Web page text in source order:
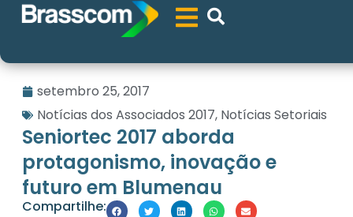
setembro 25, 2017
Notícias dos Associados 2017, Notícias Setoriais
Seniortec 2017 aborda
protagonismo, inovação e
futuro em Blumenau
Compartilhe: